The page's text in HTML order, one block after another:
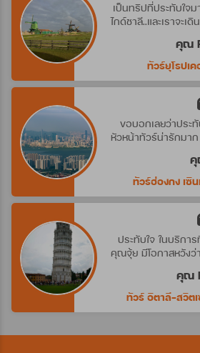
เป็นทริปที่ประทับใจ
ไกด์ชาลี..และเราจะเ
คุณ
ขอบอกเลยว่าประ
หัวหน้าทัวร์น่ารักมา
บริ
ทัวร์ฮ่องกง เซิ
ประทับใจ ในบริกา
คุณจุ้ย มีโอกาสหวังว่
คุณ
ทัวร์ อิตาลี-สวิต